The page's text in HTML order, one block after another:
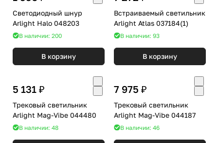
Светодиодный шнур
Arlight Halo 048203
В наличии: 200
В корзину
Встраиваемый светильник
Arlight Atlas 037184(1)
В наличии: 93
В корзину
5 131 ₽
Трековый светильник
Arlight Mag-Vibe 044480
В наличии: 48
7 975 ₽
Трековый светильник
Arlight Mag-Vibe 044187
В наличии: 46